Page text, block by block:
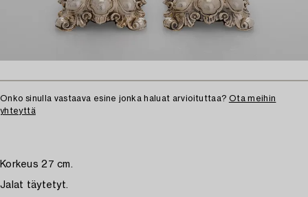
Onko sinulla vastaava esine jonka haluat arvioituttaa? Ota meihin
yhteyttä
Korkeus 27 cm.
Jalat täytetyt.